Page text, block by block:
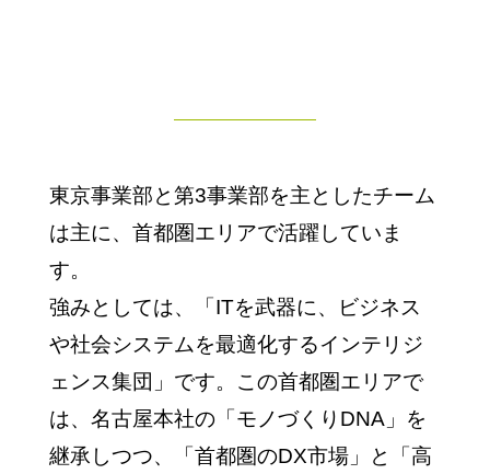
東京事業部と第3事業部を主としたチーム
は主に、首都圏エリアで活躍していま
す。
強みとしては、「ITを武器に、ビジネス
や社会システムを最適化するインテリジ
ェンス集団」です。この首都圏エリアで
は、名古屋本社の「モノづくりDNA」を
継承しつつ、「首都圏のDX市場」と「高